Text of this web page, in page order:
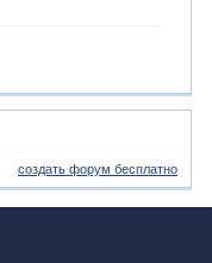
создать форум бесплатно